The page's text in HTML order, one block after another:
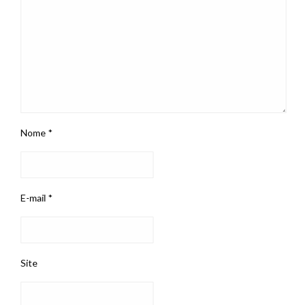
Nome *
E-mail *
Site